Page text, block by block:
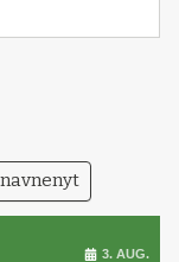
3. AUG.